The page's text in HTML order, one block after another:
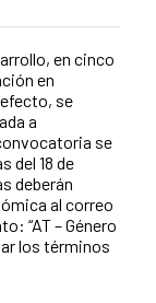
en cinco
en
se
a
se
del 18 de
deberán
al correo
“AT – Género
los términos